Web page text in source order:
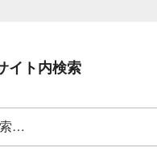
イト内検索